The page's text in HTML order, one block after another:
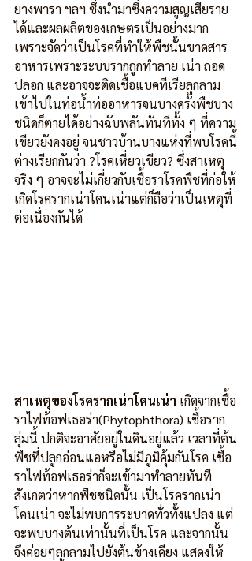
ยางพารา ฯลฯ ซึ่งนำมาซึ่งความสูญเสียราย
ได้และผลผลิตของเกษตรเป็นอย่างมาก
เพราะจัดว่าเป็นโรคที่ทำให้พืชนั้นขาดสาร
อาหารเพราะระบบรากถูกทำลาย เน่า ถอด
ปลอก และอาจจะติดเชื้อแบคทีเรียลุกลาม
เข้าไปในท่อน้ำท่ออาหารจนบางครั้งพืชบาง
ชนิดก็ตายได้อย่างฉับพลันทันทีทั้ง ๆ ที่ความ
เขียวยังคงอยู่ จนชาวบ้านบางแห่งที่พบโรคนี้
ต่างเรียกกันว่า ?โรคเหี่ยวเขียว? ซึ่งสาเหตุ
จริง ๆ อาจจะไม่เกี่ยวกับเชื้อราโรคพืชที่ก่อให้
เกิดโรครากเน่าโคนเน่าแต่ก็ถือว่าเป็นเหตุที่
ต่อเนื่องกันได้
สาเหตุของโรครากเน่าโคนเน่า เกิดจากเชื้อ
ราไฟท้อฟเธอร่า(Phytophthora) เชื้อราก
ลุ่มนี้ ปกติจะอาศัยอยู่ในดินอยู่แล้ว เวลาที่ต้น
พืชที่ปลูกอ่อนแอหรือไม่มีภูมิคุ้มกันโรค เชื้อ
ราไฟท้อฟเธอร่าก็จะเข้ามาทำลายทันที
สังเกตว่าหากพืชชนิดนั้น เป็นโรครากเน่า
โคนเน่า จะไม่พบการระบาดทั่วทั้งแปลง แต่
จะพบบางต้นเท่านั้นที่เป็นโรค และจากนั้น
จึงค่อยๆลุกลามไปยังต้นข้างเคียง แสดงให้